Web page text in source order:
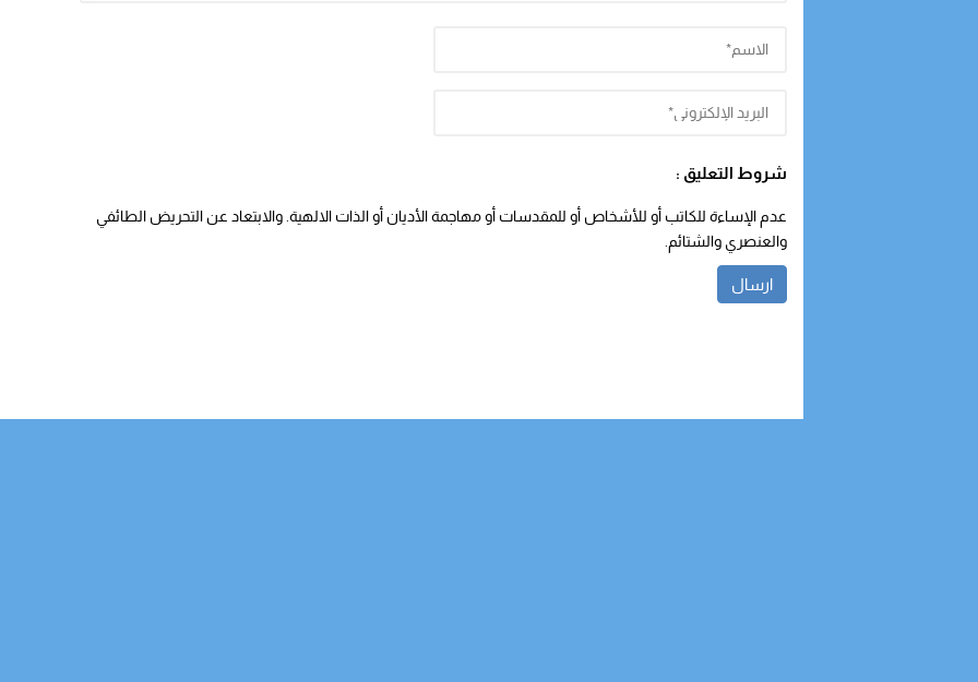
شروط التعليق :
عدم الإساءة للكاتب أو للأشخاص أو للمقدسات أو مهاجمة الأديان أو الذات الالهية. والابتعاد عن التحريض الطائفي
والعنصري والشتائم.